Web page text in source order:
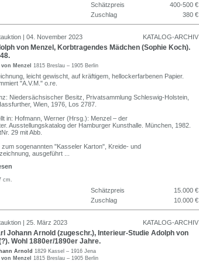
Schätzpreis
400-500 €
Zuschlag
380 €
| 04. November 2023 KATALOG-ARCHIV
von Menzel, Korbtragendes Mädchen (Sophie Koch).
Menzel 1815 Breslau – 1905 Berlin
leicht gewischt, auf kräftigem, hellockerfarbenen Papier.
"A.V.M." o.re.
Niedersächsischer Besitz, Privatsammlung Schleswig-Holstein,
Wien, 1976, Los 2787.
in: Hofmann, Werner (Hrsg.): Menzel – der
Ausstellungskatalog der Hamburger Kunsthalle. München, 1982.
29 mit Abb.
zum sogenannten "Kasseler Karton", Kreide- und
ausgeführt
cm.
Schätzpreis
15.000 €
Zuschlag
10.000 €
| 25. März 2023 KATALOG-ARCHIV
Johann Arnold (zugeschr.), Interieur-Studie Adolph von
Wohl 1880er/1890er Jahre.
Arnold 1829 Kassel – 1916 Jena
Menzel
1815 Breslau – 1905 Berlin